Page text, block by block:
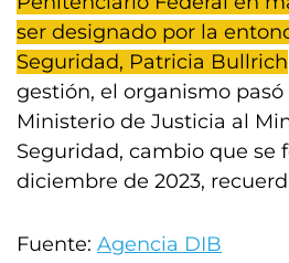
ser designado por la
Seguridad, Patricia Bullrich
gestión, el organismo
Ministerio de Justicia al
Seguridad, cambio que se
diciembre de 2023,
Fuente: Agencia DIB